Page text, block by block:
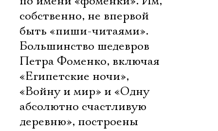
собственно, не впервой
быть «пиши-читаями».
Большинство шедевров
Петра Фоменко, включая
«Египетские ночи»,
«Войну и мир» и «Одну
абсолютно счастливую
деревню», построены